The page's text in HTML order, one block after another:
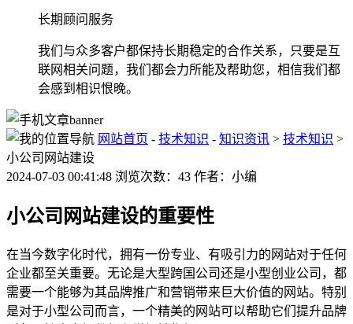
长期顾问服务
我们与众多客户都保持长期稳定的合作关系，只要是互
联网相关问题，我们都会力所能及帮助您，相信我们都
会感到相识恨晚。
网站首页 - 技术知识 - 知识资讯 > 技术知识 >
小公司网站建设
2024-07-03 00:41:48 浏览次数：43 作者：小编
小公司网站建设的重要性
在当今数字化时代，拥有一份专业、有吸引力的网站对于任何
企业都至关重要。无论是大型跨国公司还是小型创业公司，都
需要一个能够为其品牌推广和营销带来巨大价值的网站。特别
是对于小型公司而言，一个精美的网站可以帮助它们提升品牌